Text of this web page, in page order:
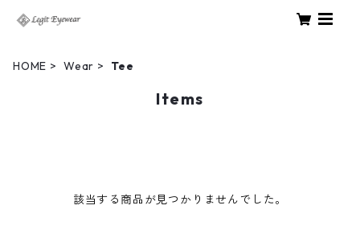
HOME Wear Tee
Items
該当する商品が見つかりませんでした。